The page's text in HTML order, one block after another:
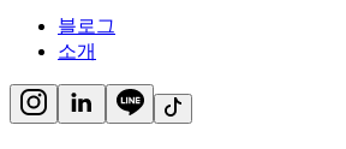
블로그
소개